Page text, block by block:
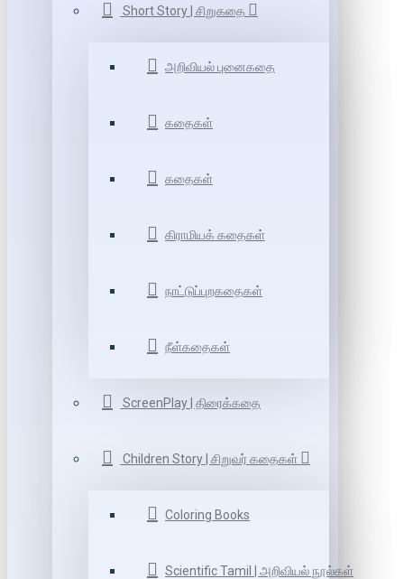
Short Story | சிறுகதை
அறிவியல் புனைகதை
கதைகள்
கதைகள்
கிராமியக் கதைகள்
நாட்டுப்புறகதைகள்
நீள்கதைகள்
ScreenPlay | திரைக்கதை
Children Story | சிறுவர் கதைகள்
Coloring Books
Scientific Tamil | அறிவியல் நூல்கள்